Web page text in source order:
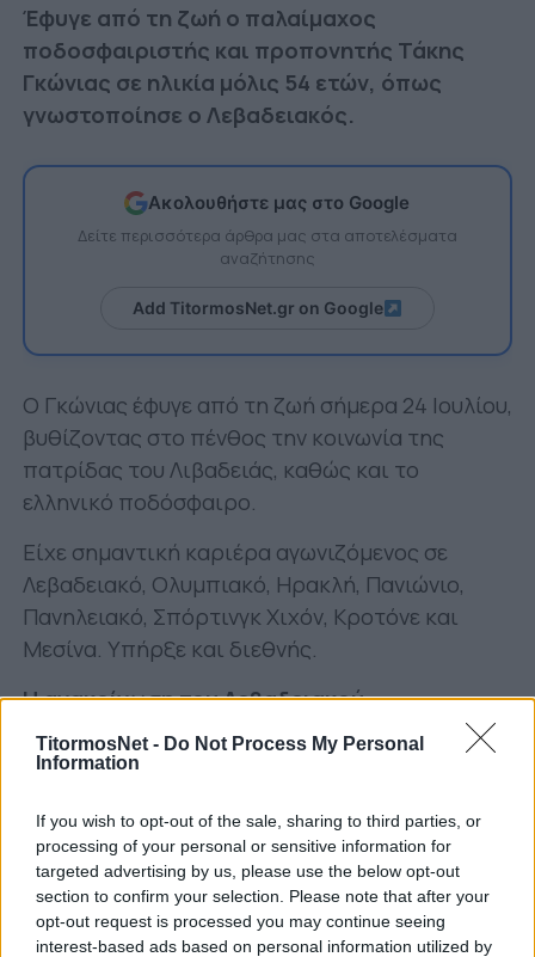
TitormosNet - Do Not Process My Personal
Information
If you wish to opt-out of the sale, sharing to third parties, or
processing of your personal or sensitive information for
targeted advertising by us, please use the below opt-out
section to confirm your selection. Please note that after your
opt-out request is processed you may continue seeing
interest-based ads based on personal information utilized by
Έφυγε από τη ζωή ο παλαίμαχος
ποδοσφαιριστής και προπονητής Τάκης
Γκώνιας σε ηλικία μόλις 54 ετών, όπως
γνωστοποίησε ο Λεβαδειακός.
Ακολουθήστε μας στο Google
Δείτε περισσότερα άρθρα μας στα αποτελέσματα
αναζήτησης
Add TitormosNet.gr on Google
Ο Γκώνιας έφυγε από τη ζωή σήμερα 24 Ιουλίου,
βυθίζοντας στο πένθος την κοινωνία της
πατρίδας του Λιβαδειάς, καθώς και το
ελληνικό ποδόσφαιρο.
Είχε σημαντική καριέρα αγωνιζόμενος σε
Λεβαδειακό, Ολυμπιακό, Ηρακλή, Πανιώνιο,
Πανηλειακό, Σπόρτινγκ Χιχόν, Κροτόνε και
Μεσίνα. Υπήρξε και διεθνής.
Η ανακοίνωση του Λεβαδειακού:
«Η ΠΑΕ Λεβαδειακός εκφράζει τη βαθύτατη
Ο Τάκης Γκώνιας υπηρέτησε τον ελληνικό
αθλητισμό με ήθος, προσωπικότητα και πάθος
για το ποδόσφαιρο, αφήνοντας το δικό του
ξεχωριστό αποτύπωμα, μέσα από τη σπουδαία